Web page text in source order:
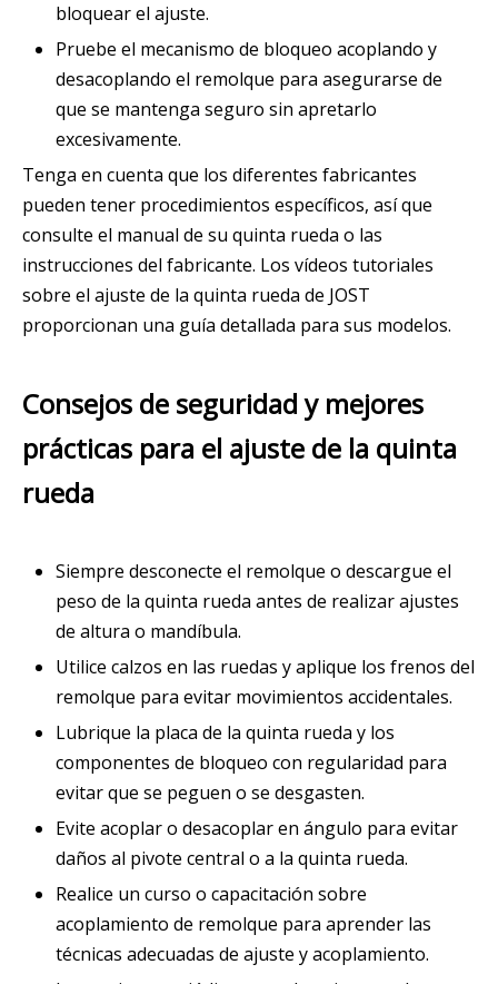
bloquear el ajuste.
Pruebe el mecanismo de bloqueo acoplando y
desacoplando el remolque para asegurarse de
que se mantenga seguro sin apretarlo
excesivamente.
Tenga en cuenta que los diferentes fabricantes
pueden tener procedimientos específicos, así que
consulte el manual de su quinta rueda o las
instrucciones del fabricante. Los vídeos tutoriales
sobre el ajuste de la quinta rueda de JOST
proporcionan una guía detallada para sus modelos.
Consejos de seguridad y mejores
prácticas para el ajuste de la quinta
rueda
Siempre desconecte el remolque o descargue el
peso de la quinta rueda antes de realizar ajustes
de altura o mandíbula.
Utilice calzos en las ruedas y aplique los frenos del
remolque para evitar movimientos accidentales.
Lubrique la placa de la quinta rueda y los
componentes de bloqueo con regularidad para
evitar que se peguen o se desgasten.
Evite acoplar o desacoplar en ángulo para evitar
daños al pivote central o a la quinta rueda.
Realice un curso o capacitación sobre
acoplamiento de remolque para aprender las
técnicas adecuadas de ajuste y acoplamiento.